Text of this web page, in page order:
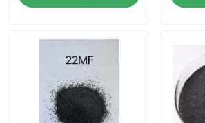
Producten
Ongeveer ons